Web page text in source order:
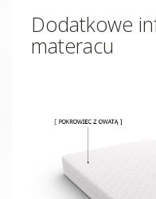
Dodatkowe
materacu